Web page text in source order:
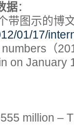
据：
图示的博
01/17/
（
on January
million –